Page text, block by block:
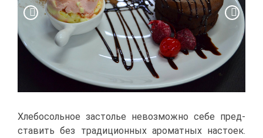
Хле­бо­соль­ное за­сто­лье невоз­мож­но се­бе пред­
ста­вить без тра­ди­ци­он­ных аро­мат­ных на­сто­ек.